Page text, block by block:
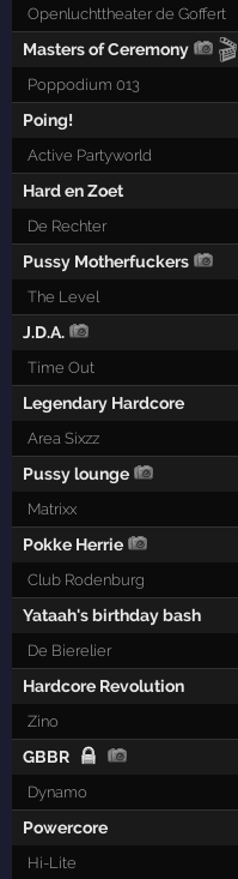
Openluchttheater de Goffert
Masters of Ceremony 🎬
Poppodium 013
Poing!
Active Partyworld
Hard en Zoet
De Rechter
Pussy Motherfuckers
The Level
J.D.A.
Time Out
Legendary Hardcore
Area Sixzz
Pussy lounge
Matrixx
Pokke Herrie
Club Rodenburg
Yataah's birthday bash
De Bierelier
Hardcore Revolution
Zino
GBBR
Dynamo
Powercore
Hi-Lite